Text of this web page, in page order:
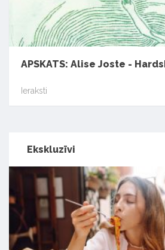
APSKATS: Alise Joste -
Ieraksti
Ekskluzīvi